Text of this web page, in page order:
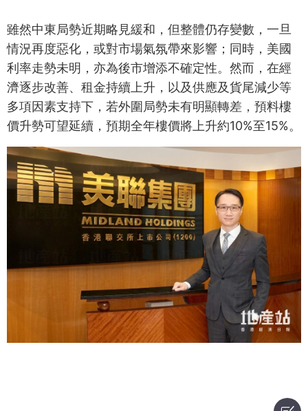
雖然中東局勢近期略見緩和，但整體仍存變數，一旦
情況再度惡化，或對市場氣氛帶來影響；同時，美國
利率走勢未明，亦為後市增添不確定性。然而，在經
濟逐步改善、租金持續上升，以及供應及貨尾減少等
多項因素支持下，若外圍局勢未有明顯轉差，預料樓
價升勢可望延續，預期全年樓價將上升約10%至15%。